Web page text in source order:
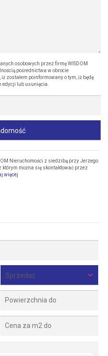
osobowych przez firmę WISDOM
pośrednictwa w obrocie
zostałem poinformowany o tym, iż będę
edycji lub usunięcia.
Nieruchomości z siedzibą przy Jerzego
którym można się skontaktować przez
więcej
Sprzedaż